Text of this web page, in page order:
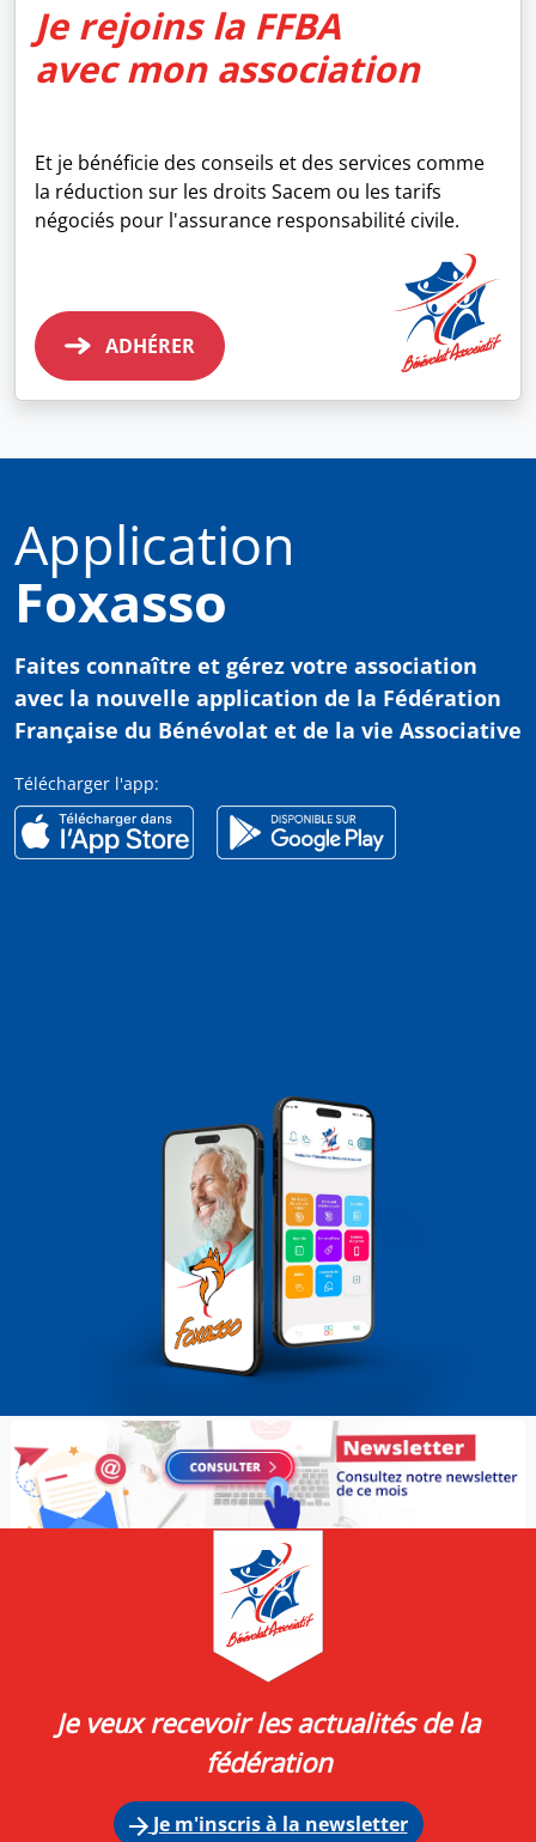
Je rejoins la FFBA
avec mon association
Et je bénéficie des conseils et des services comme
la réduction sur les droits Sacem ou les tarifs
négociés pour l'assurance responsabilité civile.
ADHÉRER
Application
Foxasso
Faites connaître et gérez votre association
avec la nouvelle application de la Fédération
Française du Bénévolat et de la vie Associative
Télécharger l'app:
Je veux recevoir les actualités de la
fédération
Je m'inscris à la newsletter